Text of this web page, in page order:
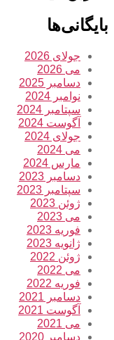
بایگانی‌ها
جولای 2026
می 2026
دسامبر 2025
نوامبر 2024
سپتامبر 2024
آگوست 2024
جولای 2024
می 2024
مارس 2024
دسامبر 2023
سپتامبر 2023
ژوئن 2023
می 2023
فوریه 2023
ژانویه 2023
ژوئن 2022
می 2022
فوریه 2022
دسامبر 2021
آگوست 2021
می 2021
دسامبر 2020